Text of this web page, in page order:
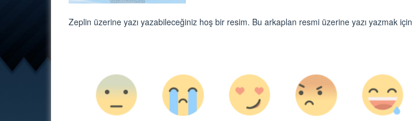
Zeplin üzerine yazı yazabileceğiniz hoş bir resim. Bu arkaplan resmi üzerine yazı yazmak için